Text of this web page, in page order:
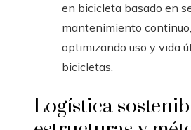
en bicicleta basado en
mantenimiento continuo,
optimizando uso y vida
bicicletas.
Logística